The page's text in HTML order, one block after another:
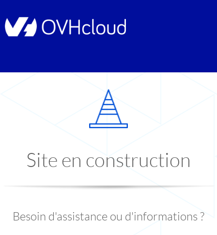
Site en construction
Besoin d'assistance ou d'informations ?